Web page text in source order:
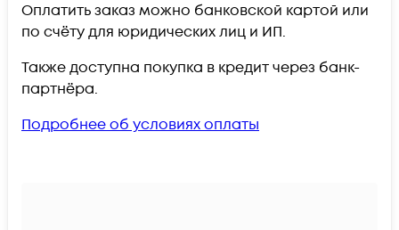
Оплатить заказ можно банковской картой или
по счёту для юридических лиц и ИП.
Также доступна покупка в кредит через банк-
партнёра.
Подробнее об условиях оплаты